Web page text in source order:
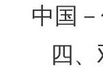
中国
四